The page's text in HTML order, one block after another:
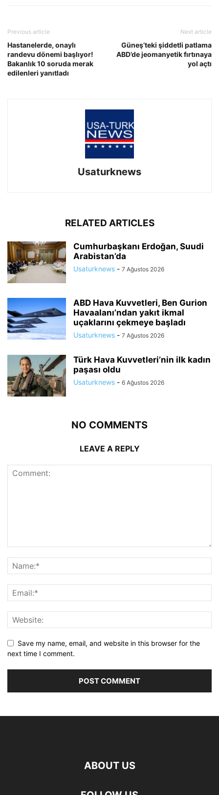
Previous article
Hastanelerde, onaylı
randevu dönemi başlıyor!
Bakanlık 10 soruda merak
edilenleri yanıtladı
Next article
Güneş’teki şiddetli patlama
ABD’de jeomanyetik fırtınaya
yol açtı
Usaturknews
RELATED ARTICLES
Cumhurbaşkanı Erdoğan, Suudi
Arabistan’da
Usaturknews - 7 Ağustos 2026
ABD Hava Kuvvetleri, Ben Gurion
Havaalanı’ndan yakıt ikmal
uçaklarını çekmeye başladı
Usaturknews - 7 Ağustos 2026
Türk Hava Kuvvetleri’nin ilk kadın
paşası oldu
Usaturknews - 6 Ağustos 2026
NO COMMENTS
LEAVE A REPLY
Save my name, email, and website in this browser for the
next time I comment.
ABOUT US